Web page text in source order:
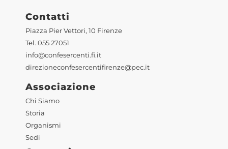
Contatti
Piazza Pier Vettori, 10 Firenze
Tel. 055 27051
info@confesercenti.fi.it
direzioneconfesercentifirenze@pec.it
Associazione
Chi Siamo
Storia
Organismi
Sedi